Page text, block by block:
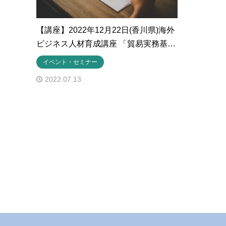
【講座】2022年12月22日(香川県)海外
ビジネス人材育成講座 「貿易実務基…
イベント・セミナー
2022.07.13